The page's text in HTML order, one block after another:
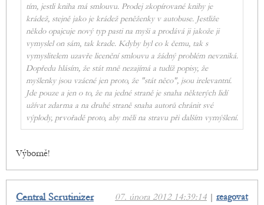
tím, jestli kniha má smlouvu. Prodej zkopírované knihy je
krádež, stejně jako je krádež peněženky v autobuse. Jestliže
někdo opajcuje nový typ pasti na myši a prodává ji jakože ji
vymyslel on sám, tak krade. Kdyby byl co k čemu, tak s
vymyslitelem uzavře licenční smlouvu a žádný problém nevzniká.
Dopředu hlásím, že stát mně nezajímá a tudíž popisy, že
myšlenky jsou vzácné jen proto, že "stát něco", jsou irelevantní.
Jde pouze a jen o to, že na jedné straně je snaha některých lidí
užívat zdarma a na druhé straně snaha autorů chránit své
výplody, prvořadě proto, aby měli na stravu při dalším vymýšlení.
Výborně!
07. února 2012 14:39:14 | reagovat
Central Scrutinizer